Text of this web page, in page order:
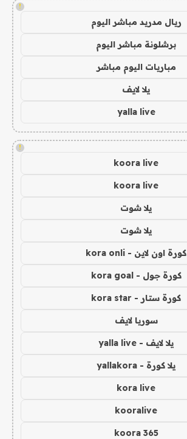
!
ريال مدريد مباشر اليوم
برشلونة مباشر اليوم
مباريات اليوم مباشر
يلا لايف
yalla live
!
koora live
koora live
يلا شوت
يلا شوت
كورة اون لاين - kora onli
كورة جول - kora goal
كورة ستار - kora star
سوريا لايف
يلا لايف - yalla live
يلا كورة - yallakora
kora live
kooralive
koora 365